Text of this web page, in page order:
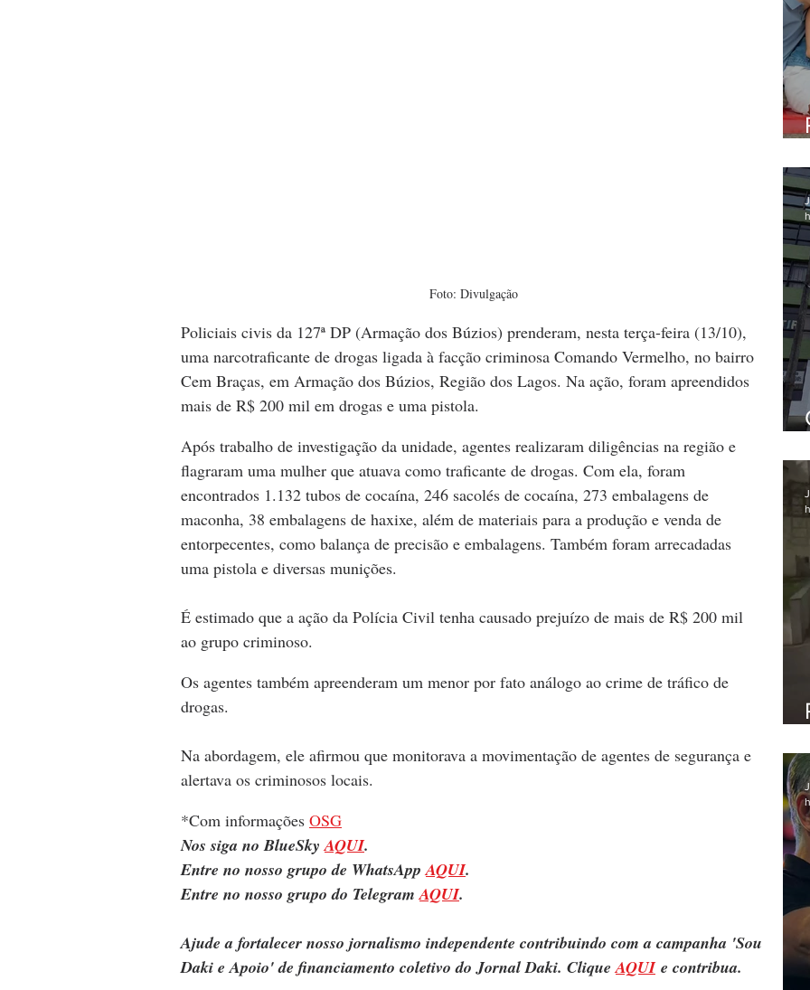
Foto: Divulgação
Policiais civis da 127ª DP (Armação dos Búzios) prenderam, nesta terça-feira (13/10),
uma narcotraficante de drogas ligada à facção criminosa Comando Vermelho, no bairro
Cem Braças, em Armação dos Búzios, Região dos Lagos. Na ação, foram apreendidos
mais de R$ 200 mil em drogas e uma pistola.
Após trabalho de investigação da unidade, agentes realizaram diligências na região e
flagraram uma mulher que atuava como traficante de drogas. Com ela, foram
encontrados 1.132 tubos de cocaína, 246 sacolés de cocaína, 273 embalagens de
maconha, 38 embalagens de haxixe, além de materiais para a produção e venda de
entorpecentes, como balança de precisão e embalagens. Também foram arrecadadas
uma pistola e diversas munições.
É estimado que a ação da Polícia Civil tenha causado prejuízo de mais de R$ 200 mil
ao grupo criminoso.
Os agentes também apreenderam um menor por fato análogo ao crime de tráfico de
drogas.
Na abordagem, ele afirmou que monitorava a movimentação de agentes de segurança e
alertava os criminosos locais.
*Com informações OSG
Nos siga no BlueSky AQUI.
Entre no nosso grupo de WhatsApp AQUI.
Entre no nosso grupo do Telegram AQUI.
Ajude a fortalecer nosso jornalismo independente contribuindo com a campanha 'Sou
Daki e Apoio' de financiamento coletivo do Jornal Daki. Clique AQUI e contribua.